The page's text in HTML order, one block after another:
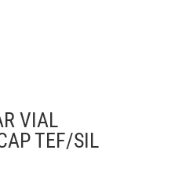
VIAL
TEF/SIL